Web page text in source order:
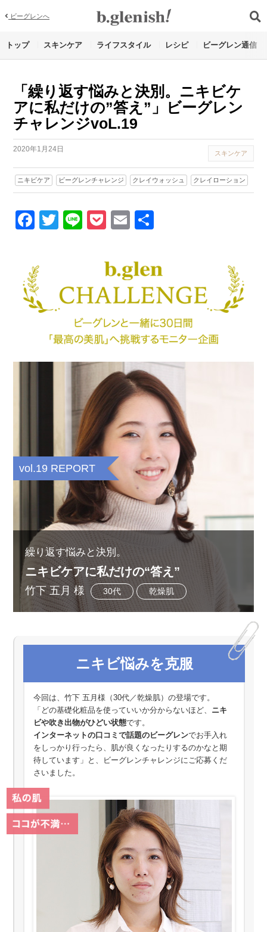
ビーグレンへ
トップ スキンケア ライフスタイル レシピ ビーグレン通信
「繰り返す悩みと決別。ニキビケ
アに私だけの”答え”」ビーグレン
チャレンジvoL.19
2020年1月24日 スキンケア
ニキビケア ビーグレンチャレンジ クレイウォッシュ クレイローション
Facebook
Twitter
LinePocket
Email
vol.19 REPORT
繰り返す悩みと決別。
ニキビケアに私だけの“答え”
竹下 五月 様 30代 乾燥肌
ニキビ悩みを克服
今回は、竹下 五月様（30代／乾燥肌）の登場です。
「どの基礎化粧品を使っていいか分からないほど、 ニキ
ビや吹き出物がひどい状態です。
インターネットの口コミで話題のビーグレンでお手入れ
をしっかり行ったら、肌が良くなったりするのかなと期
待しています」と、ビーグレンチャレンジにご応募くだ
さいました。